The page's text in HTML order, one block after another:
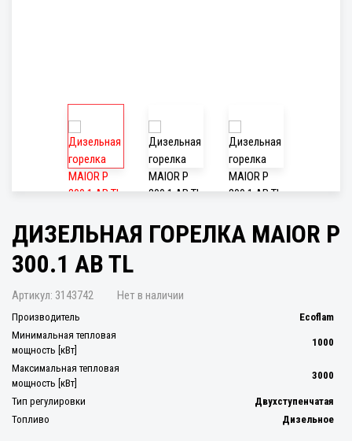
ДИЗЕЛЬНАЯ ГОРЕЛКА MAIOR P
300.1 AB TL
Артикул: 3143742 Нет в наличии
Производитель
Ecoflam
Минимальная тепловая
мощность [кВт]
1000
Максимальная тепловая
мощность [кВт]
3000
Тип регулировки
Двухступенчатая
Топливо
Дизельное